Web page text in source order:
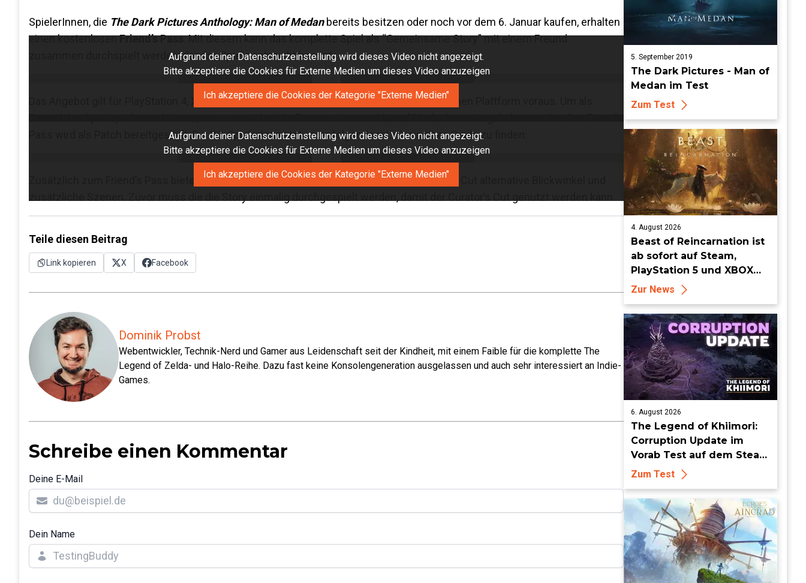
SpielerInnen, die The Dark Pictures Anthology: Man of Medanbereits besitzen oder noch vor dem 6. Januar kaufen, erhalten
einen kostenlosenFriend’s Pass. Mit diesem kann das komplette Spiel als “Gemeinsame Story” mit einem Freund
zusammen durchspielt werden, der das Spiel noch nicht besitzt.
Aufgrund deiner Datenschutzeinstellung wird dieses Video nicht angezeigt.
Bitte akzeptiere die Cookies für Externe Medien um dieses Video anzuzeigen
Ich akzeptiere die Cookies der Kategorie "Externe Medien"
Das Angebot gilt für PlayStation 4, Xbox One und PC digital und setzt die Nutzung der gleichen Plattform voraus. Um als
Pass wird als Patch bereitgestellt. Für PC-SpielerInnen ist unter folgendem Link ein User-Guide zu finden:
Aufgrund deiner Datenschutzeinstellung wird dieses Video nicht angezeigt.
Bitte akzeptiere die Cookies für Externe Medien um dieses Video anzuzeigen
Ich akzeptiere die Cookies der Kategorie "Externe Medien"
Zusätzlich zum Friend’s Pass bietet der jetzt für alle Spieler kostenlos erhältliche Curator’s Cut alternative Blickwinkel und
Teile diesen Beitrag
Link kopieren X Facebook
Dominik Probst
Webentwickler, Technik-Nerd und Gamer aus Leidenschaft seit der Kindheit, mit einem Faible für die komplette The
Legend of Zelda- und Halo-Reihe. Dazu fast keine Konsolengeneration ausgelassen und auch sehr interessiert an Indie-
Games.
Schreibe einen Kommentar
Deine E-Mail
Dein Name
5. September 2019
The Dark Pictures - Man of
Medan im Test
Zum Test
4. August 2026
Beast of Reincarnation ist
ab sofort auf Steam,
PlayStation 5 und XBOX
Series X|S erhältlich
Zur News
6. August 2026
The Legend of Khiimori:
Corruption Update im
Vorab Test auf dem Steam
Deck - Die Idylle bekommt
dunkle Risse
Zum Test